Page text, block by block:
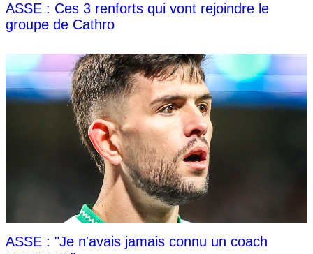
ASSE : Ces 3 renforts qui vont rejoindre le
groupe de Cathro
ASSE : "Je n'avais jamais connu un coach